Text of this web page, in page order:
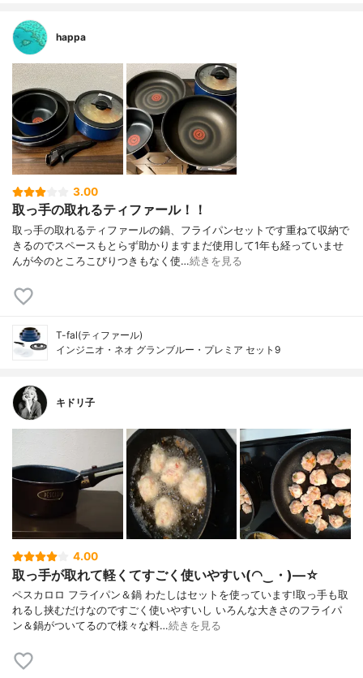
happa
3.00
取っ手の取れるティファール！！
取っ手の取れるティファールの鍋、フライパンセットです重ねて収納で
きるのでスペースもとらず助かりますまだ使用して1年も経っていませ
んが今のところこびりつきもなく使…続きを見る
T-fal(ティファール)
インジニオ・ネオ グランブルー・プレミア セット9
キドリ子
4.00
取っ手が取れて軽くてすごく使いやすい(◠‿・)—☆
ペスカロロ フライパン＆鍋 わたしはセットを使っています!取っ手も取
れるし挟むだけなのですごく使いやすいし いろんな大きさのフライパ
ン＆鍋がついてるので様々な料…続きを見る